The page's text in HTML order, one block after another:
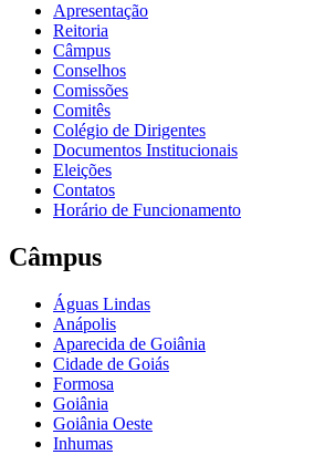
Apresentação
Reitoria
Câmpus
Conselhos
Comissões
Comitês
Colégio de Dirigentes
Documentos Institucionais
Eleições
Contatos
Horário de Funcionamento
Câmpus
Águas Lindas
Anápolis
Aparecida de Goiânia
Cidade de Goiás
Formosa
Goiânia
Goiânia Oeste
Inhumas